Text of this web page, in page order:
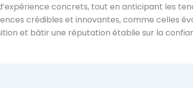
concrets, tout en anticipant les
crédibles et innovantes, comme celles
et bâtir une réputation établie sur la